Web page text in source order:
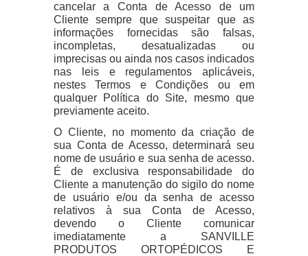
cancelar a Conta de Acesso de um
Cliente sempre que suspeitar que as
informações fornecidas são falsas,
incompletas, desatualizadas ou
imprecisas ou ainda nos casos indicados
nas leis e regulamentos aplicáveis,
nestes Termos e Condições ou em
qualquer Política do Site, mesmo que
previamente aceito.
O Cliente, no momento da criação de
sua Conta de Acesso, determinará seu
nome de usuário e sua senha de acesso.
É de exclusiva responsabilidade do
Cliente a manutenção do sigilo do nome
de usuário e/ou da senha de acesso
relativos à sua Conta de Acesso,
devendo o Cliente comunicar
imediatamente a SANVILLE
PRODUTOS ORTOPÉDICOS E